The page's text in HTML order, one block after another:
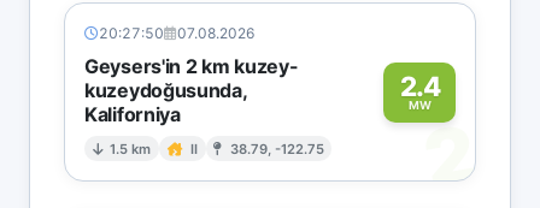
20:27:50 07.08.2026
Geysers'in 2 km kuzey-
kuzeydoğusunda,
Kaliforniya
1.5 km II 38.79, -122.75
2.4
MW
2